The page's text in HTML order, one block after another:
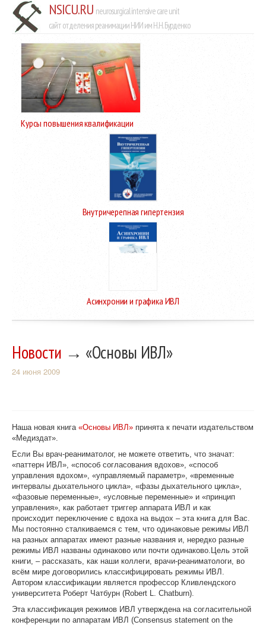
NSICU.RU neurosurgical intensive care unit
сайт отделения реанимации НИИ им Н.Н. Бурденко
Курсы повышения квалификации
Внутричерепная гипертензия
Асинхронии и графика ИВЛ
Новости → «Основы ИВЛ»
24 июня 2009
Наша новая книга «Основы ИВЛ» принята к печати издательством
«Медиздат».
Если Вы врач-реаниматолог, не можете ответить, что значат:
«паттерн ИВЛ», «способ согласования вдохов», «способ
управления вдохом», «управляемый параметр», «временные
интервалы дыхательного цикла», «фазы дыхательного цикла»,
«фазовые переменные», «условные переменные» и «принцип
управления», как работает триггер аппарата ИВЛ и как
происходит переключение с вдоха на выдох – эта книга для Вас.
Мы постоянно сталкиваемся с тем, что одинаковые режимы ИВЛ
на разных аппаратах имеют разные названия и, нередко разные
режимы ИВЛ названы одинаково или почти одинаково.Цель этой
книги, – рассказать, как наши коллеги, врачи-реаниматологи, во
всём мире договорились классифицировать режимы ИВЛ.
Автором классификации является профессор Кливлендского
университета Роберт Чатбурн (Robert L. Chatburn).
Эта классификация режимов ИВЛ утверждена на согласительной
конференции по аппаратам ИВЛ (Consensus statement on the